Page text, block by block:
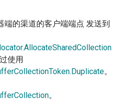
端的渠道的客户端端点 发送到
使用
。
。